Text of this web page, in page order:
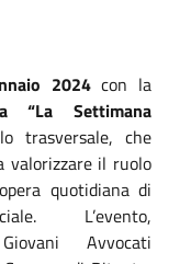
2024con la
“La Settimana
trasversale, che
valorizzare il ruolo
quotidiana di
L’evento,
Avvocati